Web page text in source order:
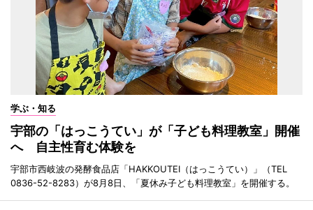
学ぶ・知る
宇部の「はっこうてい」が「子ども料理教室」開催
へ 自主性育む体験を
宇部市西岐波の発酵食品店「HAKKOUTEI（はっこうてい）」（TEL
0836-52-8283）が8月8日、「夏休み子ども料理教室」を開催する。